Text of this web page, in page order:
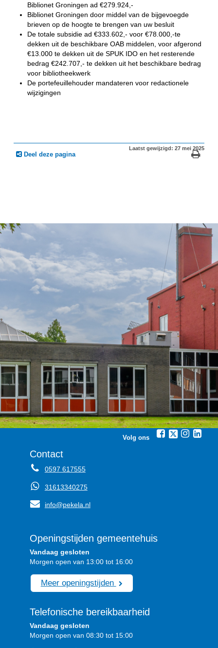
Biblionet Groningen ad €279.924,-
Biblionet Groningen door middel van de bijgevoegde
brieven op de hoogte te brengen van uw besluit
De totale subsidie ad €333.602,- voor €78.000,-te
dekken uit de beschikbare OAB middelen, voor afgerond
€13.000 te dekken uit de SPUK IDO en het resterende
bedrag €242.707,- te dekken uit het beschikbare bedrag
voor bibliotheekwerk
De portefeuillehouder mandateren voor redactionele
wijzigingen
Deel deze pagina
Laatst gewijzigd: 27 mei 2025
Volg ons
Contact
0597 617555
31613340275
info@pekela.nl
Openingstijden gemeentehuis
Vandaag gesloten
Morgen open van 13:00 tot 16:00
Meer openingstijden
Telefonische bereikbaarheid
Vandaag gesloten
Morgen open van 08:30 tot 15:00